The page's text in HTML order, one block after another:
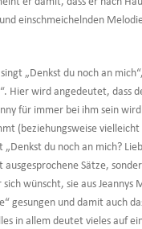
einschmeichelnden
„Denkst du noch an
Hier wird angedeutet, dass
für immer bei ihm sein
(beziehungsweise
du noch an mich?
Sätze,
wünscht, sie aus Jeannys
gesungen und damit auch
in allem deutet vieles auf